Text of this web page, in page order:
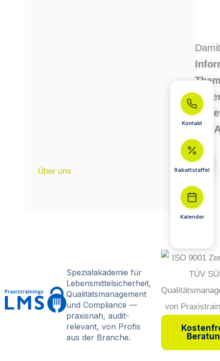
Über uns
Spezialakademie für
Lebensmittelsicherheit,
Qualitätsmanagement
und Compliance —
praxisnah, audit-
relevant, von Profis
aus der Branche.
Kontakt
Rabattstaffel
Kalender